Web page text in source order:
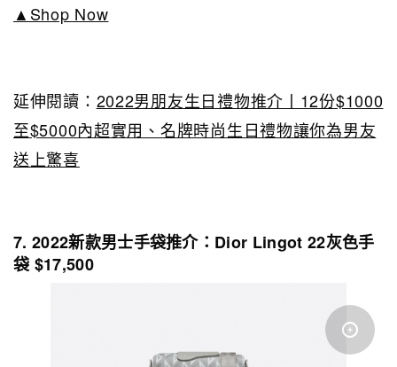
▲Shop Now
延伸閱讀： 2022男朋友生日禮物推介丨12份$1000
至$5000內超實用、名牌時尚生日禮物讓你為男友
送上驚喜
7. 2022新款男士手袋推介：Dior Lingot 22灰色手
袋 $17,500